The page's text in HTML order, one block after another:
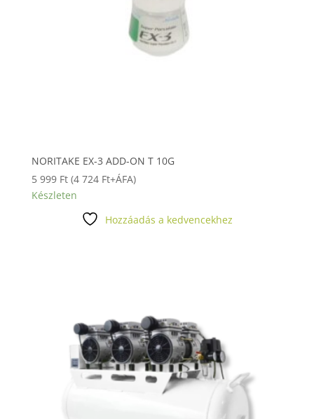
NORITAKE EX-3 ADD-ON T 10G
5 999 Ft (4 724 Ft+ÁFA)
Készleten
Hozzáadás a kedvencekhez